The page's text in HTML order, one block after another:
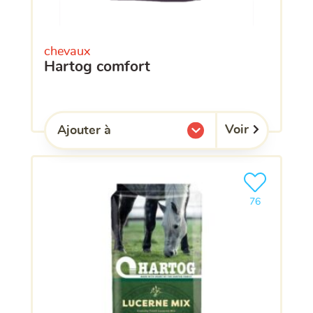
chevaux
hartog comfort
Ajouter à
l'une de mes listes. Voir
76
Ajouter le
clients ont